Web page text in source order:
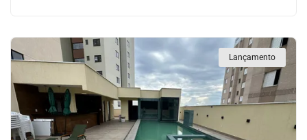
Lançamento